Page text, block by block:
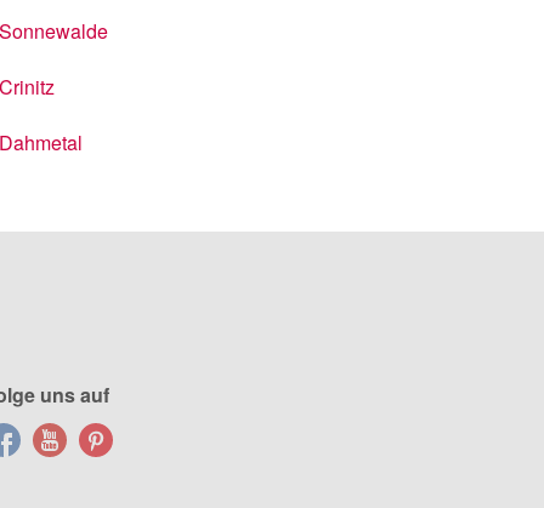
Sonnewalde
Crinitz
Dahmetal
uns auf